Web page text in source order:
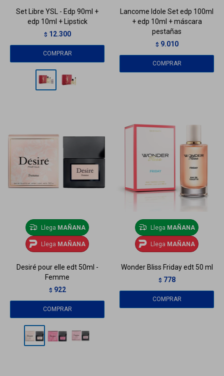
Set Libre YSL - Edp 90ml +
edp 10ml + Lipstick
$ 12.300
Lancome Idole Set edp 100ml
+ edp 10ml + máscara
pestañas
$ 9.010
Llega MAÑANA
Llega MAÑANA
Desiré pour elle edt 50ml -
Femme
$ 922
Llega MAÑANA
Llega MAÑANA
Wonder Bliss Friday edt 50 ml
$ 778